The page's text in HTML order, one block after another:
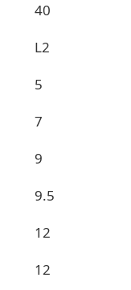
40
L2
5
7
9
9.5
12
12